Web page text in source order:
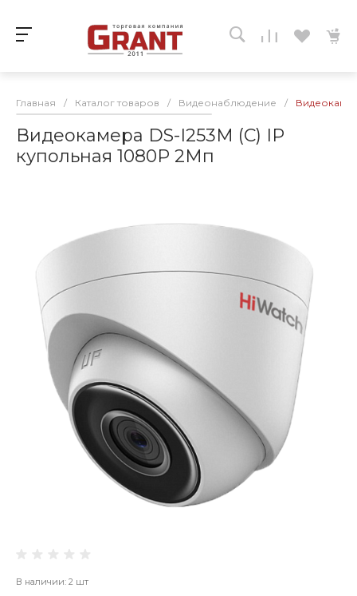
Главная / Каталог товаров / Видеонаблюдение /
Видеокамера DS-I253М (С) IP
купольная 1080P 2Мп
В наличии: 2 шт